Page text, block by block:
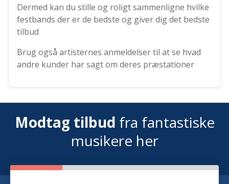
Dermed kan du stille og roligt sammenligne hvilke
festbands der er de bedste og giver dig det bedste
tilbud
Brug også artisternes anmeldelser til at se hvad
andre kunder har sagt om deres præstationer
Modtag tilbud fra fantastiske
musikere her